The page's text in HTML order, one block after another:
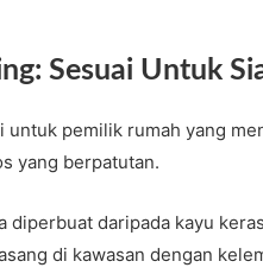
Sesuai Untuk
pemilik rumah yang
yang berpatutan.
diperbuat daripada kayu
di kawasan dengan